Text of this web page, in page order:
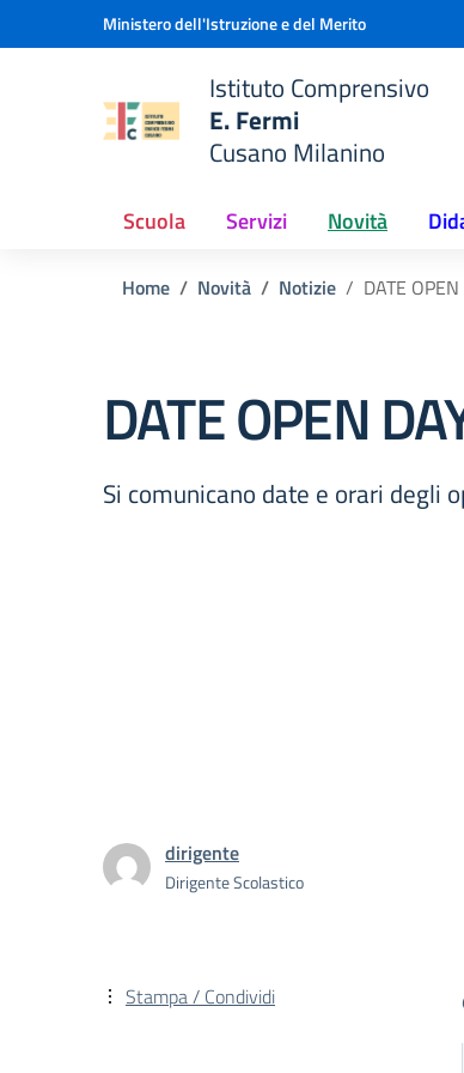
Vai ai contenuti
Vai al menu di navigazioneMinistero dell'Istruzione e del Merito
scuola
Istituto Comprensivo
E. Fermi
Cusano Milanino
Scuola Servizi Novità
Home Novità Notizie DATE
DATE OPEN
Si comunicano date e orari degli
dirigente
Dirigente Scolastico
Stampa / Condividi